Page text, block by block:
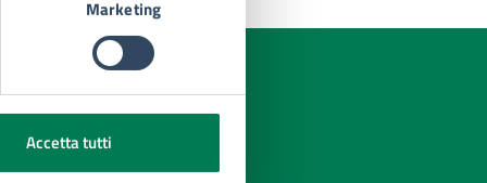
Marketing
Accetta tutti